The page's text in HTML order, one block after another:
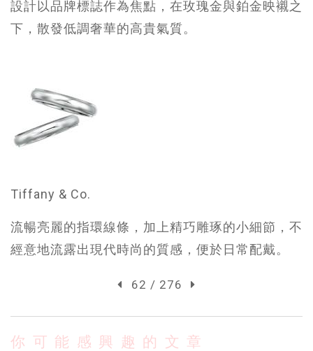
設計以品牌標誌作為焦點，在玫瑰金與鉑金映襯之
下，散發低調奢華的高貴氣質。
Tiffany & Co.
流暢亮麗的指環線條，加上精巧雕琢的小細節，不
經意地流露出現代時尚的質感，便於日常配戴。
62 / 276
你可能感興趣的文章